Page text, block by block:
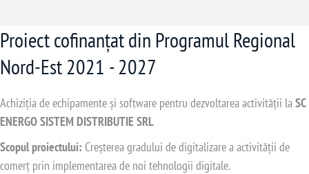
Proiect cofinanțat din Programul Regional
Nord-Est 2021 - 2027
Achiziția de echipamente și software pentru dezvoltarea activității laSC
ENERGO SISTEM DISTRIBUTIE SRL
Scopul proiectului: Creșterea gradului de digitalizare a activității de
comerț prin implementarea de noi tehnologii digitale.